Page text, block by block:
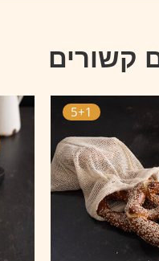
קשורים
5+1